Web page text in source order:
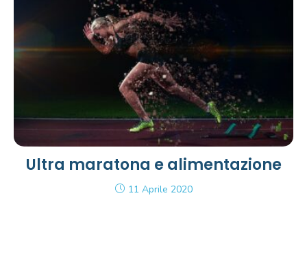
Ultra maratona e alimentazione
11 Aprile 2020